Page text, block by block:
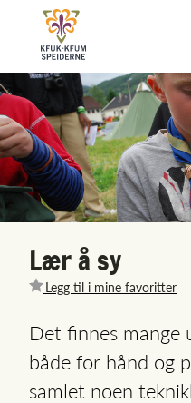
Lær å sy
Legg til i mine favoritter
Det finnes mange
både for hånd og
samlet noen